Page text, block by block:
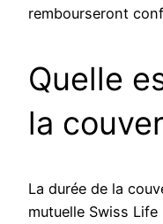
rembourseront
Quelle
la
La durée de la
mutuelle Swiss